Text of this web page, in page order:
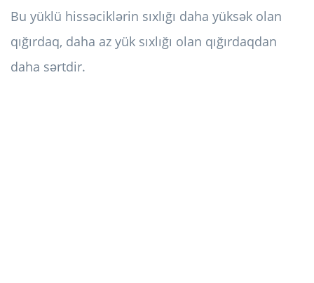
Bu yüklü hissəciklərin sıxlığı daha yüksək olan
qığırdaq, daha az yük sıxlığı olan qığırdaqdan
daha sərtdir.